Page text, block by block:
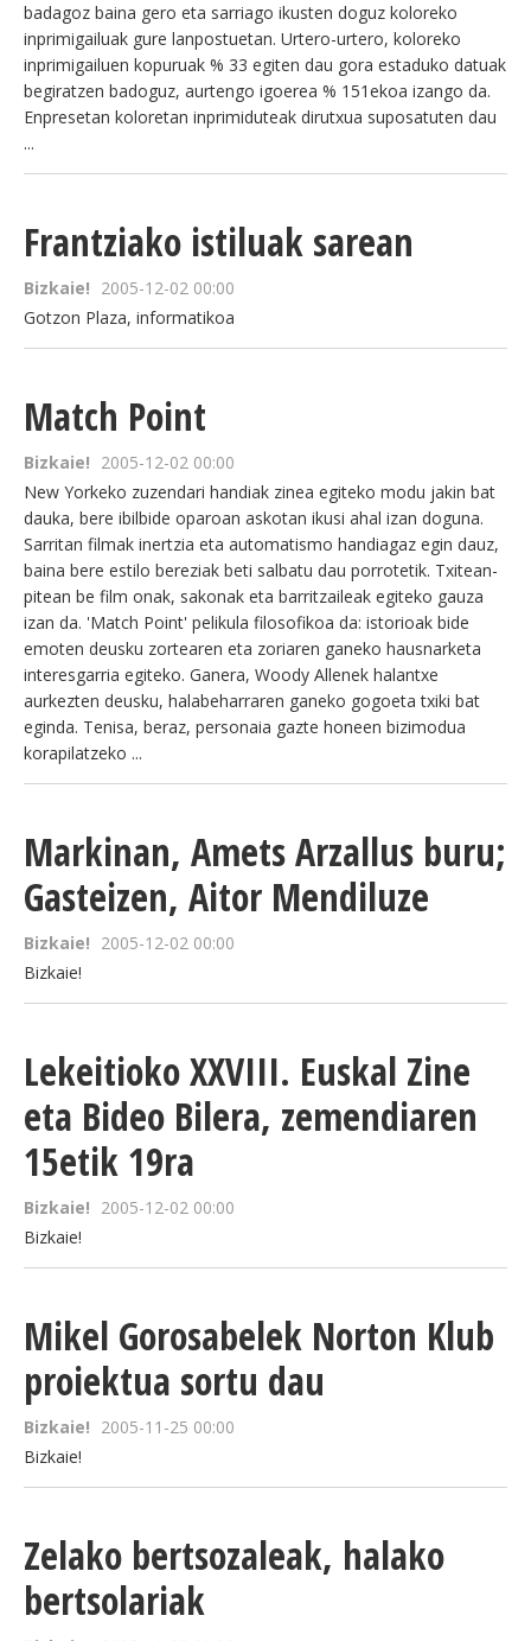
badagoz baina gero eta sarriago ikusten doguz koloreko
inprimigailuak gure lanpostuetan. Urtero-urtero, koloreko
inprimigailuen kopuruak % 33 egiten dau gora estaduko datuak
begiratzen badoguz, aurtengo igoerea % 151ekoa izango da.
Enpresetan koloretan inprimiduteak dirutxua suposatuten dau
...
Frantziako istiluak sarean
Bizkaie! 2005-12-02 00:00
Gotzon Plaza, informatikoa
Match Point
Bizkaie! 2005-12-02 00:00
New Yorkeko zuzendari handiak zinea egiteko modu jakin bat
dauka, bere ibilbide oparoan askotan ikusi ahal izan doguna.
Sarritan filmak inertzia eta automatismo handiagaz egin dauz,
baina bere estilo bereziak beti salbatu dau porrotetik. Txitean-
pitean be film onak, sakonak eta barritzaileak egiteko gauza
izan da. 'Match Point' pelikula filosofikoa da: istorioak bide
emoten deusku zortearen eta zoriaren ganeko hausnarketa
interesgarria egiteko. Ganera, Woody Allenek halantxe
aurkezten deusku, halabeharraren ganeko gogoeta txiki bat
eginda. Tenisa, beraz, personaia gazte honeen bizimodua
korapilatzeko ...
Markinan, Amets Arzallus buru;
Gasteizen, Aitor Mendiluze
Bizkaie! 2005-12-02 00:00
Bizkaie!
Lekeitioko XXVIII. Euskal Zine
eta Bideo Bilera, zemendiaren
15etik 19ra
Bizkaie! 2005-12-02 00:00
Bizkaie!
Mikel Gorosabelek Norton Klub
proiektua sortu dau
Bizkaie! 2005-11-25 00:00
Bizkaie!
Zelako bertsozaleak, halako
bertsolariak